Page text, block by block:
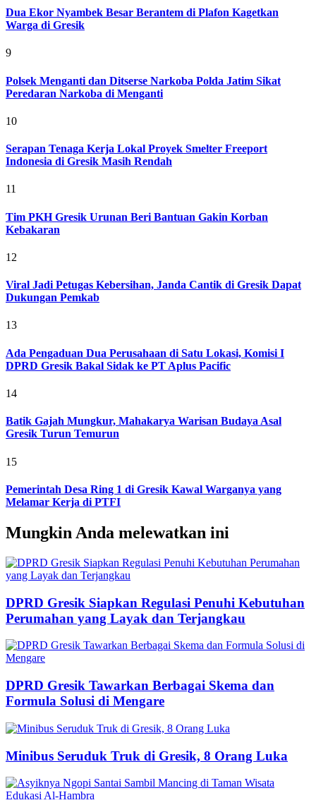
Dua Ekor Nyambek Besar Berantem di Plafon Kagetkan
Warga di Gresik
9
Polsek Menganti dan Ditserse Narkoba Polda Jatim Sikat
Peredaran Narkoba di Menganti
10
Serapan Tenaga Kerja Lokal Proyek Smelter Freeport
Indonesia di Gresik Masih Rendah
11
Tim PKH Gresik Urunan Beri Bantuan Gakin Korban
Kebakaran
12
Viral Jadi Petugas Kebersihan, Janda Cantik di Gresik Dapat
Dukungan Pemkab
13
Ada Pengaduan Dua Perusahaan di Satu Lokasi, Komisi I
DPRD Gresik Bakal Sidak ke PT Aplus Pacific
14
Batik Gajah Mungkur, Mahakarya Warisan Budaya Asal
Gresik Turun Temurun
15
Pemerintah Desa Ring 1 di Gresik Kawal Warganya yang
Melamar Kerja di PTFI
Mungkin Anda melewatkan ini
DPRD Gresik Siapkan Regulasi Penuhi Kebutuhan
Perumahan yang Layak dan Terjangkau
DPRD Gresik Tawarkan Berbagai Skema dan
Formula Solusi di Mengare
Minibus Seruduk Truk di Gresik, 8 Orang Luka